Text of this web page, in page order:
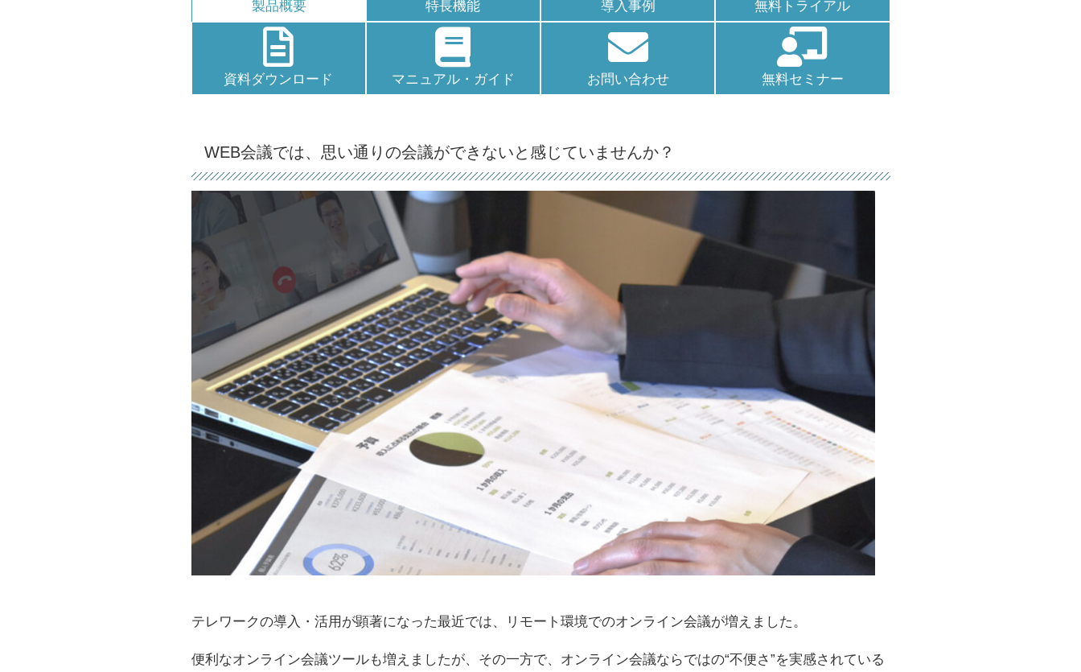
製品概要 特長機能 導入事例 無料 トライアル
資料ダウンロード マニュアル・ ガイド お問い合わせ 無料セミナー
WEB会議では、思い通りの会議ができないと感じていませんか？
テレワークの導入・活用が顕著になった最近では、リモート環境でのオンライン会議が増えました。
便利なオンライン会議ツールも増えましたが、その一方で、オンライン会議ならではの“不便さ”を実感されている